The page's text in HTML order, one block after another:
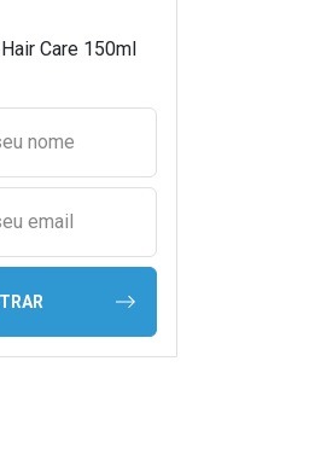
Care 150ml
nome e email
nome
email